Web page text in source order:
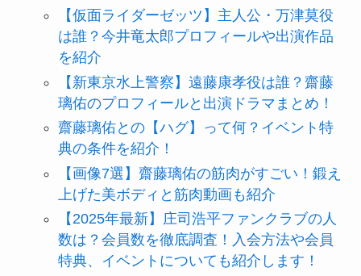
【仮面ライダーゼッツ】主人公・万津莫役
は誰？今井竜太郎プロフィールや出演作品
を紹介
【新東京水上警察】遠藤康孝役は誰？齋藤
璃佑のプロフィールと出演ドラマまとめ！
齋藤璃佑との【ハグ】って何？イベント特
典の条件を紹介！
【画像7選】齋藤璃佑の筋肉がすごい！鍛え
上げた美ボディと筋肉動画も紹介
【2025年最新】庄司浩平ファンクラブの人
数は？会員数を徹底調査！入会方法や会員
特典、イベントについても紹介します！